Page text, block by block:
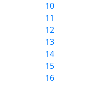
10
11
12
13
14
15
16